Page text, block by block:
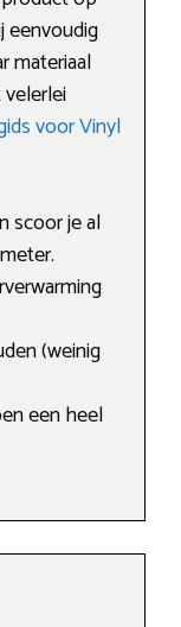
eenvoudig
materiaal
voor Vinyl
scoor je al
(weinig
een heel